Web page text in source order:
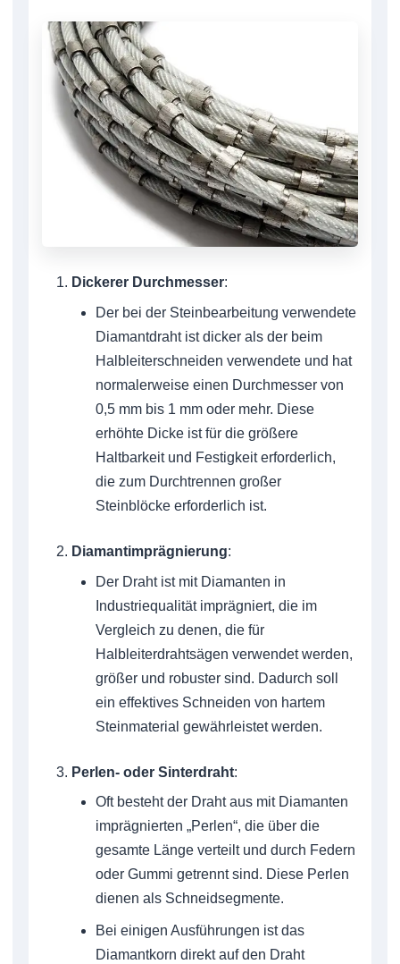
Dickerer Durchmesser:
Der bei der Steinbearbeitung verwendete
Diamantdraht ist dicker als der beim
Halbleiterschneiden verwendete und hat
normalerweise einen Durchmesser von
0,5 mm bis 1 mm oder mehr. Diese
erhöhte Dicke ist für die größere
Haltbarkeit und Festigkeit erforderlich,
die zum Durchtrennen großer
Steinblöcke erforderlich ist.
Diamantimprägnierung:
Der Draht ist mit Diamanten in
Industriequalität imprägniert, die im
Vergleich zu denen, die für
Halbleiterdrahtsägen verwendet werden,
größer und robuster sind. Dadurch soll
ein effektives Schneiden von hartem
Steinmaterial gewährleistet werden.
Perlen- oder Sinterdraht:
Oft besteht der Draht aus mit Diamanten
imprägnierten „Perlen“, die über die
gesamte Länge verteilt und durch Federn
oder Gummi getrennt sind. Diese Perlen
dienen als Schneidsegmente.
Bei einigen Ausführungen ist das
Diamantkorn direkt auf den Draht